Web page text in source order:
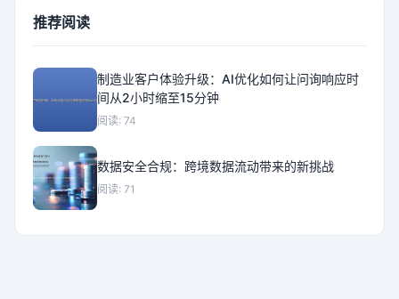
推荐阅读
制造业客户体验升级：AI优化如何让问询响应时
间从2小时缩至15分钟
阅读: 74
数据安全合规：跨境数据流动带来的新挑战
阅读: 71